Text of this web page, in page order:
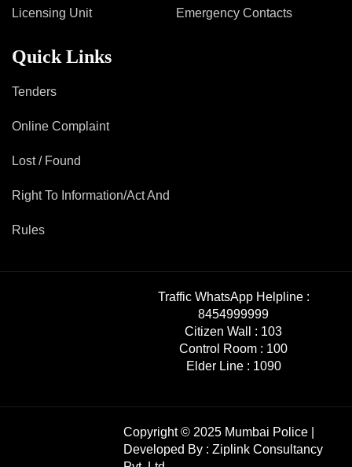
Licensing Unit Emergency Contacts
Quick Links
Tenders
Online Complaint
Lost / Found
Right To Information/Act And
Rules
Traffic WhatsApp Helpline :
8454999999
Citizen Wall : 103
Control Room : 100
Elder Line : 1090
Copyright © 2025 Mumbai Police |
Developed By : Ziplink Consultancy